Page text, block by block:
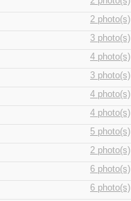
2 photo(s)
3 photo(s)
4 photo(s)
3 photo(s)
4 photo(s)
4 photo(s)
5 photo(s)
2 photo(s)
6 photo(s)
6 photo(s)